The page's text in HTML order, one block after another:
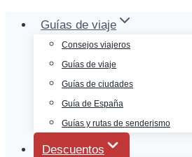
Saltar
contenido
Guías de viaje
Consejos viajeros
Guías de viaje
Guías de ciudades
Guía de España
Guías y rutas de senderismo
Descuentos